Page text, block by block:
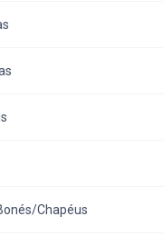
Chapéus